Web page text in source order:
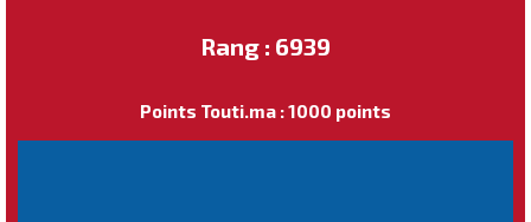
Rang : 6939
Points Touti.ma : 1000 points